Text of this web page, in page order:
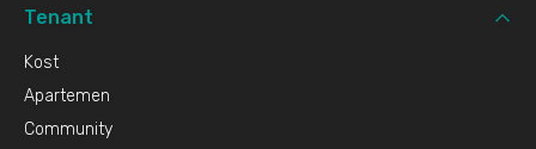
Tenant
Kost
Apartemen
Community